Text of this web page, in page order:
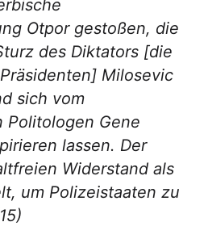
Otpor gestoßen, die
des Diktators [die
Milosevic
sich vom
Politologen Gene
lassen. Der
Widerstand als
um Polizeistaaten zu